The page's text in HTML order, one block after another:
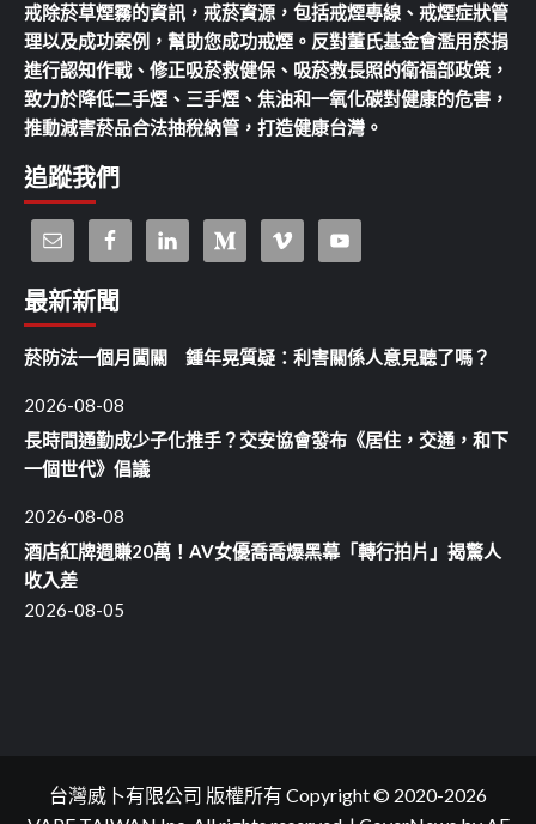
戒除菸草煙霧的資訊，戒菸資源，包括戒煙專線、戒煙症狀管
理以及成功案例，幫助您成功戒煙。反對董氏基金會濫用菸捐
進行認知作戰、修正吸菸救健保、吸菸救長照的衛福部政策，
致力於降低二手煙、三手煙、焦油和一氧化碳對健康的危害，
推動減害菸品合法抽稅納管，打造健康台灣。
追蹤我們
最新新聞
菸防法一個月闖關 鍾年晃質疑：利害關係人意見聽了嗎？
2026-08-08
長時間通勤成少子化推手？交安協會發布《居住，交通，和下
一個世代》倡議
2026-08-08
酒店紅牌週賺20萬！AV女優喬喬爆黑幕「轉行拍片」揭驚人
收入差
2026-08-05
台灣威卜有限公司 版權所有 Copyright © 2020-2026